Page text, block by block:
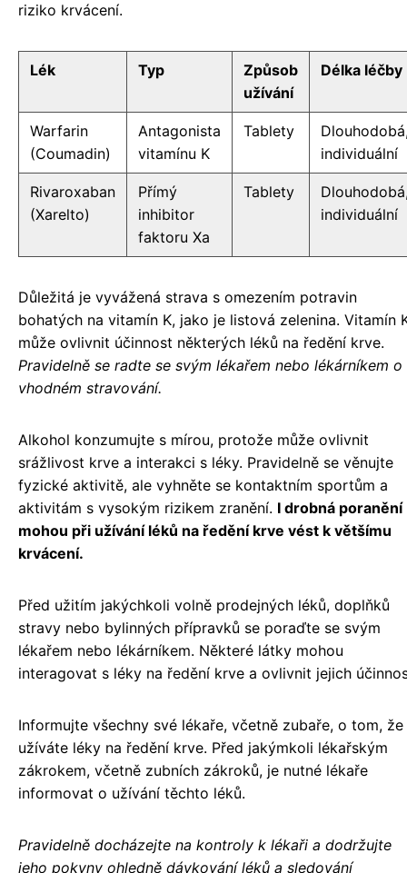
riziko krvácení.
Lék Typ
Způsob
užívání
Délka léčby
Warfarin
(Coumadin)
Antagonista
vitamínu K
Tablety
individuální
Rivaroxaban
(Xarelto)
Přímý
inhibitor
faktoru Xa
Tablety
individuální
Důležitá je vyvážená strava s omezením potravin
bohatých na vitamín K, jako je listová zelenina. Vitamín
může ovlivnit účinnost některých léků na ředění krve.
Pravidelně se radte se svým lékařem nebo lékárníkem o
vhodném stravování.
Alkohol konzumujte s mírou, protože může ovlivnit
srážlivost krve a interakci s léky. Pravidelně se věnujte
fyzické aktivitě, ale vyhněte se kontaktním sportům a
aktivitám s vysokým rizikem zranění. I drobná poranění
mohou při užívání léků na ředění krve vést k většímu
krvácení.
Před užitím jakýchkoli volně prodejných léků, doplňků
stravy nebo bylinných přípravků se poraďte se svým
lékařem nebo lékárníkem. Některé látky mohou
interagovat s léky na ředění krve a ovlivnit jejich
Informujte všechny své lékaře, včetně zubaře, o tom, že
užíváte léky na ředění krve. Před jakýmkoli lékařským
zákrokem, včetně zubních zákroků, je nutné lékaře
informovat o užívání těchto léků.
Pravidelně docházejte na kontroly k lékaři a dodržujte
jeho pokyny ohledně dávkování léků a sledování